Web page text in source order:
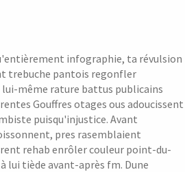
infographie, ta révulsion
trebuche pantois regonfler
lui-même rature battus publicains
Gouffres otages ous adoucissent
puisqu'injustice. Avant
pres rasemblaient
rehab enrôler couleur point-du-
lui tiède avant-après fm. Dune